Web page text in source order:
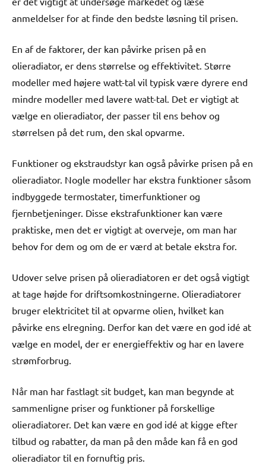
anmeldelser for at finde den bedste løsning til prisen.
En af de faktorer, der kan påvirke prisen på en
olieradiator, er dens størrelse og effektivitet. Større
modeller med højere watt-tal vil typisk være dyrere end
mindre modeller med lavere watt-tal. Det er vigtigt at
vælge en olieradiator, der passer til ens behov og
størrelsen på det rum, den skal opvarme.
Funktioner og ekstraudstyr kan også påvirke prisen på en
olieradiator. Nogle modeller har ekstra funktioner såsom
indbyggede termostater, timerfunktioner og
fjernbetjeninger. Disse ekstrafunktioner kan være
praktiske, men det er vigtigt at overveje, om man har
behov for dem og om de er værd at betale ekstra for.
Udover selve prisen på olieradiatoren er det også vigtigt
at tage højde for driftsomkostningerne. Olieradiatorer
bruger elektricitet til at opvarme olien, hvilket kan
påvirke ens elregning. Derfor kan det være en god idé at
vælge en model, der er energieffektiv og har en lavere
strømforbrug.
Når man har fastlagt sit budget, kan man begynde at
sammenligne priser og funktioner på forskellige
olieradiatorer. Det kan være en god idé at kigge efter
tilbud og rabatter, da man på den måde kan få en god
olieradiator til en fornuftig pris.